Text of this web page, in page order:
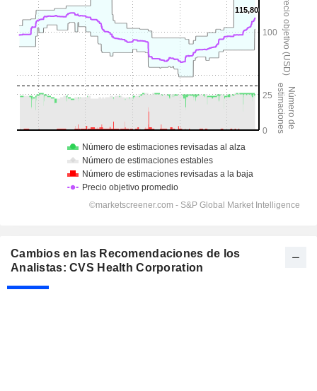
Cambios en las Recomendaciones de los
Analistas: CVS Health Corporation